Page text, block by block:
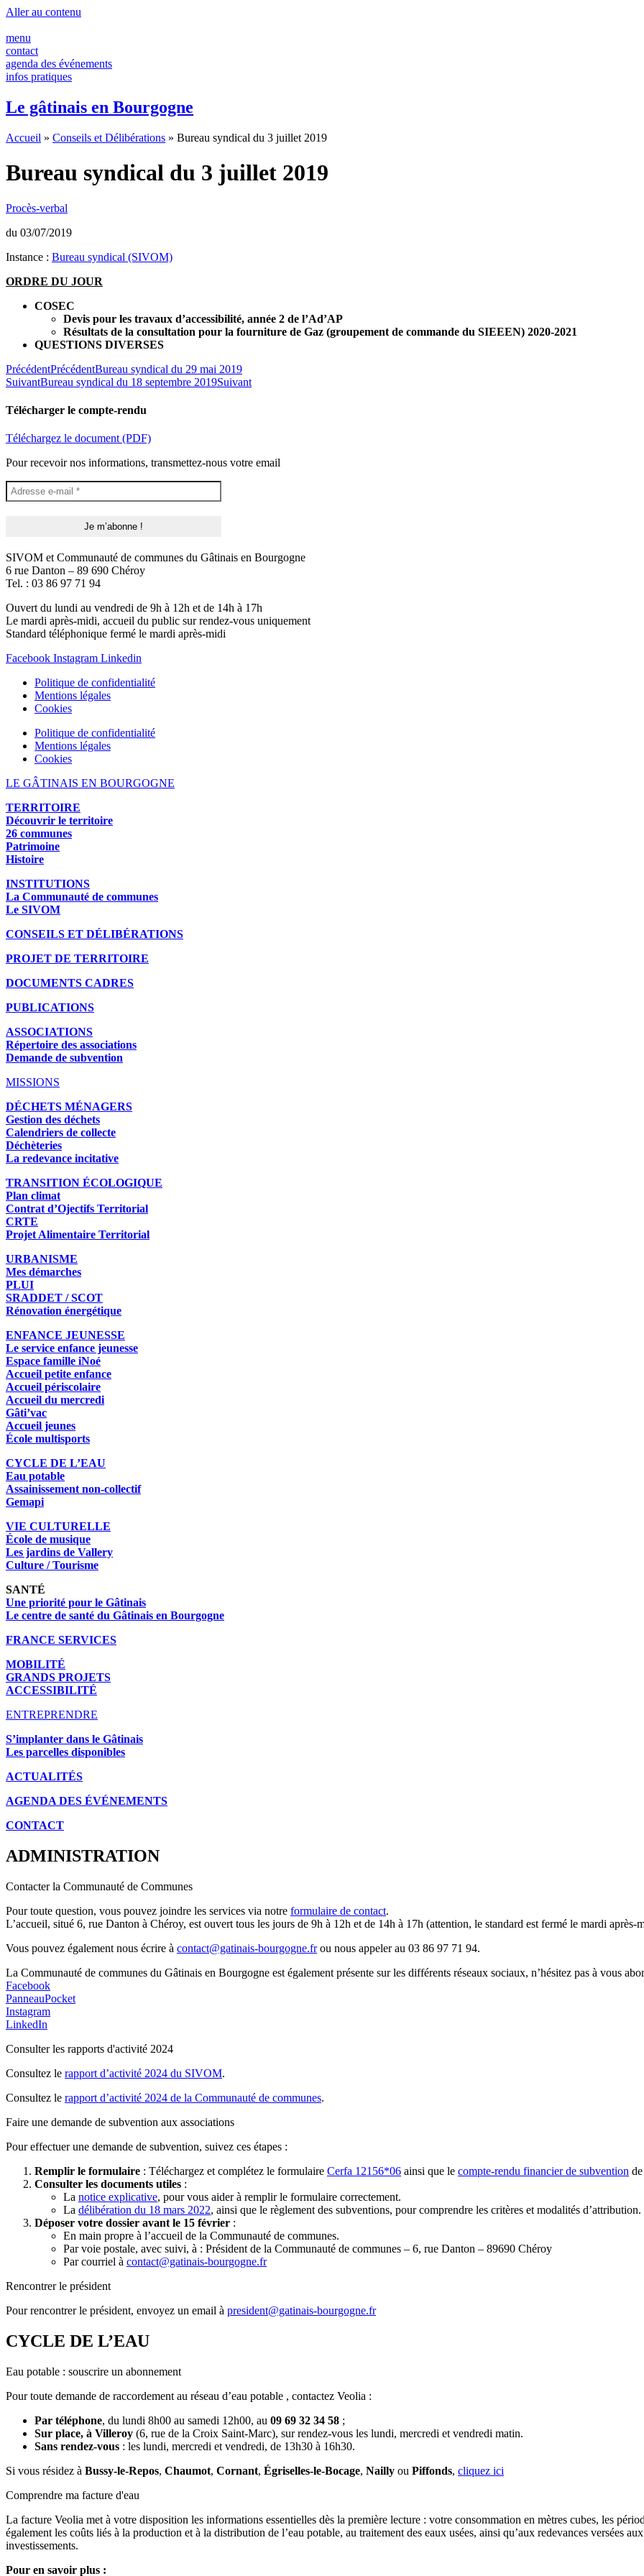
Panneau de gestion des cookies
Aller au contenu
menu
contact
agenda des événements
infos pratiques
Le gâtinais en Bourgogne
Accueil » Conseils et Délibérations » Bureau syndical du 3 juillet 2019
Bureau syndical du 3 juillet 2019
Procès-verbal
du 03/07/2019
Instance : Bureau syndical (SIVOM)
ORDRE DU JOUR
COSEC
Devis pour les travaux d’accessibilité, année 2 de l’Ad’AP
Résultats de la consultation pour la fourniture de Gaz (groupement de commande du SIEEEN) 2020-2021
QUESTIONS DIVERSES
PrécédentPrécédentBureau syndical du 29 mai 2019
SuivantBureau syndical du 18 septembre 2019Suivant
Télécharger le compte-rendu
Téléchargez le document (PDF)
Pour recevoir nos informations, transmettez-nous votre email
SIVOM et Communauté de communes du Gâtinais en Bourgogne
6 rue Danton – 89 690 Chéroy
Tel. : 03 86 97 71 94
Ouvert du lundi au vendredi de 9h à 12h et de 14h à 17h
Le mardi après-midi, accueil du public sur rendez-vous uniquement
Standard téléphonique fermé le mardi après-midi
Facebook Instagram Linkedin
Politique de confidentialité
Mentions légales
Cookies
Politique de confidentialité
Mentions légales
Cookies
LE GÂTINAIS EN BOURGOGNE
TERRITOIRE
Découvrir le territoire
26 communes
Patrimoine
Histoire
INSTITUTIONS
La Communauté de communes
Le SIVOM
CONSEILS ET DÉLIBÉRATIONS
PROJET DE TERRITOIRE
DOCUMENTS CADRES
PUBLICATIONS
ASSOCIATIONS
Répertoire des associations
Demande de subvention
MISSIONS
DÉCHETS MÉNAGERS
Gestion des déchets
Calendriers de collecte
Déchèteries
La redevance incitative
TRANSITION ÉCOLOGIQUE
Plan climat
Contrat d’Ojectifs Territorial
CRTE
Projet Alimentaire Territorial
URBANISME
Mes démarches
PLUI
SRADDET / SCOT
Rénovation énergétique
ENFANCE JEUNESSE
Le service enfance jeunesse
Espace famille iNoé
Accueil petite enfance
Accueil périscolaire
Accueil du mercredi
Gâti’vac
Accueil jeunes
École multisports
CYCLE DE L’EAU
Eau potable
Assainissement non-collectif
Gemapi
VIE CULTURELLE
École de musique
Les jardins de Vallery
Culture / Tourisme
SANTÉ
Une priorité pour le Gâtinais
Le centre de santé du Gâtinais en Bourgogne
FRANCE SERVICES
MOBILITÉ
GRANDS PROJETS
ACCESSIBILITÉ
ENTREPRENDRE
S’implanter dans le Gâtinais
Les parcelles disponibles
ACTUALITÉS
AGENDA DES ÉVÉNEMENTS
CONTACT
ADMINISTRATION
Contacter la Communauté de Communes
Pour toute question, vous pouvez joindre les services via notre formulaire de contact.
L’accueil, situé 6, rue Danton à Chéroy, est ouvert tous les jours de 9h à 12h et de 14h à 17h (attention, le standard est fermé le mardi après-
Vous pouvez également nous écrire à contact@gatinais-bourgogne.frou nous appeler au 03 86 97 71 94.
La Communauté de communes du Gâtinais en Bourgogne est également présente sur les différents réseaux sociaux, n’hésitez pas à vous
Facebook
PanneauPocket
Instagram
LinkedIn
Consulter les rapports d'activité 2024
Consultez le rapport d’activité 2024 du SIVOM.
Consultez le rapport d’activité 2024 de la Communauté de communes.
Faire une demande de subvention aux associations
Pour effectuer une demande de subvention, suivez ces étapes :
Remplir le formulaire : Téléchargez et complétez le formulaire Cerfa 12156*06 ainsi que le compte-rendu financier de subvention
Consulter les documents utiles :
La notice explicative, pour vous aider à remplir le formulaire correctement.
La délibération du 18 mars 2022, ainsi que le règlement des subventions, pour comprendre les critères et modalités d’attribution.
Déposer votre dossier avant le 15 février :
En main propre à l’accueil de la Communauté de communes.
Par voie postale, avec suivi, à : Président de la Communauté de communes – 6, rue Danton – 89690 Chéroy
Par courriel à contact@gatinais-bourgogne.fr
Rencontrer le président
Pour rencontrer le président, envoyez un email à president@gatinais-bourgogne.fr
CYCLE DE L’EAU
Eau potable : souscrire un abonnement
Pour toute demande de raccordement au réseau d’eau potable , contactez Veolia :
Par téléphone, du lundi 8h00 au samedi 12h00, au 09 69 32 34 58 ;
Sur place, à Villeroy (6, rue de la Croix Saint-Marc), sur rendez-vous les lundi, mercredi et vendredi matin.
Sans rendez-vous : les lundi, mercredi et vendredi, de 13h30 à 16h30.
Si vous résidez à Bussy-le-Repos, Chaumot, Cornant, Égriselles-le-Bocage, Nailly ou Piffonds, cliquez ici
Comprendre ma facture d'eau
La facture Veolia met à votre disposition les informations essentielles dès la première lecture : votre consommation en mètres cubes, les
également les coûts liés à la production et à la distribution de l’eau potable, au traitement des eaux usées, ainsi qu’aux redevances versées
investissements.
Pour en savoir plus :